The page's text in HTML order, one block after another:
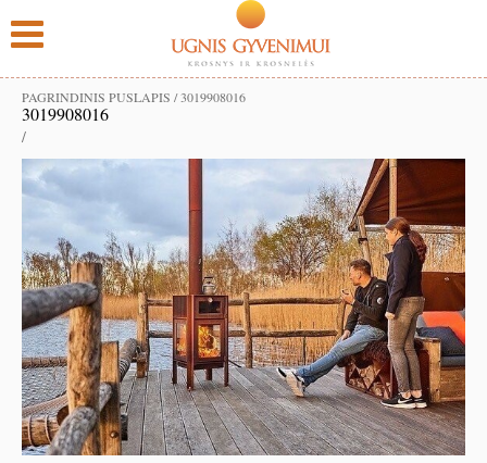
PAGRINDINIS PUSLAPIS /3019908016
3019908016
/